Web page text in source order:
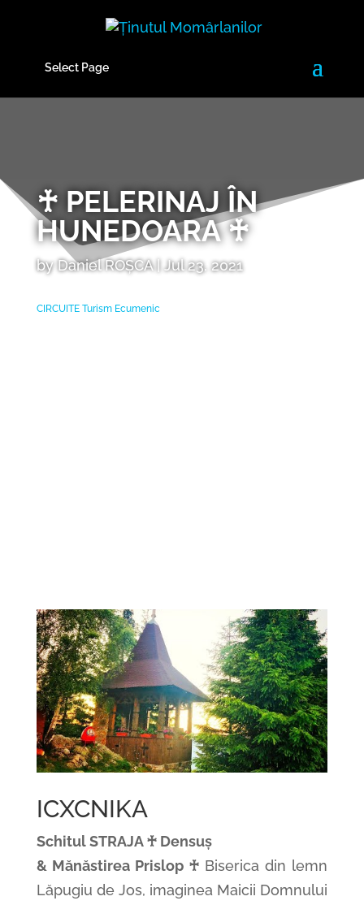
Select Page
♰ PELERINAJ ÎN
HUNEDOARA ♰
byDaniel ROȘCA| Jul 23, 2021
CIRCUITE Turism Ecumenic
ICXCNIKA
Schitul STRAJA ♰ Densuș
& Mănăstirea Prislop ♰ Biserica din lemn
Lăpugiu de Jos, imaginea Maicii Domnului